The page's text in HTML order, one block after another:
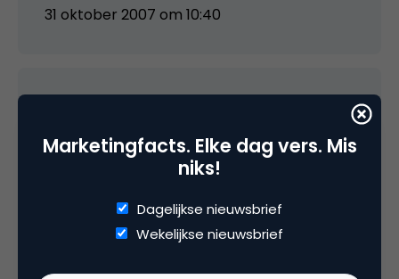
31 oktober 2007 om 10:40
Leuk artikel. En ik snap dat je met de
verschillende perspectieven, vooral laat zien
dat er zulke tegenstrijdige eisen staan. Maar
toch mis ik het perspectief van de website-
houder – ik zie alleen maar perspectieven van
Marketingfacts. Elke dag vers. Mis
niks!
Dagelijkse nieuwsbrief
Wekelijkse nieuwsbrief